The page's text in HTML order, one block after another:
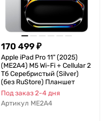
170 499₽
Apple iPad Pro 11" (2025)
(ME2A4) M5 Wi-Fi + Cellular 2
Тб Серебристый (Silver)
(без RuStore) Планшет
Под заказ 2-4 дня
Артикул ME2A4